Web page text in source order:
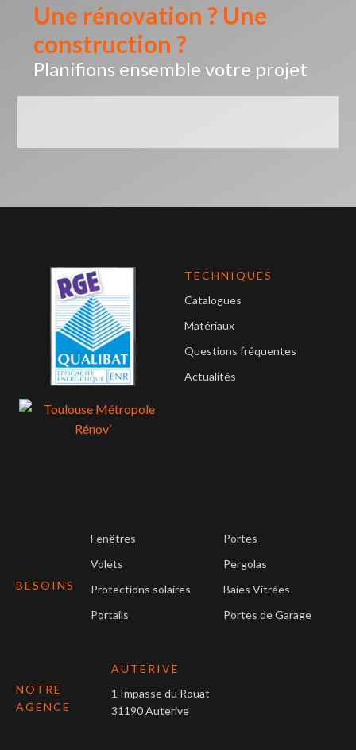
Une rénovation ? Une
construction ?
Planifions ensemble votre projet
TECHNIQUES
Catalogues
Matériaux
Questions fréquentes
Actualités
BESOINS
Fenêtres
Volets
Protections solaires
Portails
Portes
Pergolas
Baies Vitrées
Portes de Garage
NOTRE
AGENCE
AUTERIVE
1 Impasse du Rouat
31190 Auterive